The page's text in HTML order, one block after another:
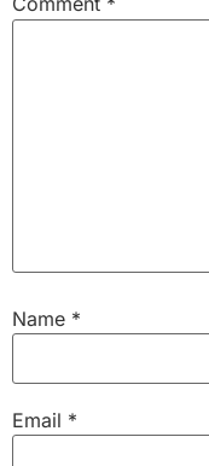
Name *
Email *